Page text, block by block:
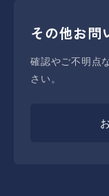
その他お問
確認やご不明点
さい。